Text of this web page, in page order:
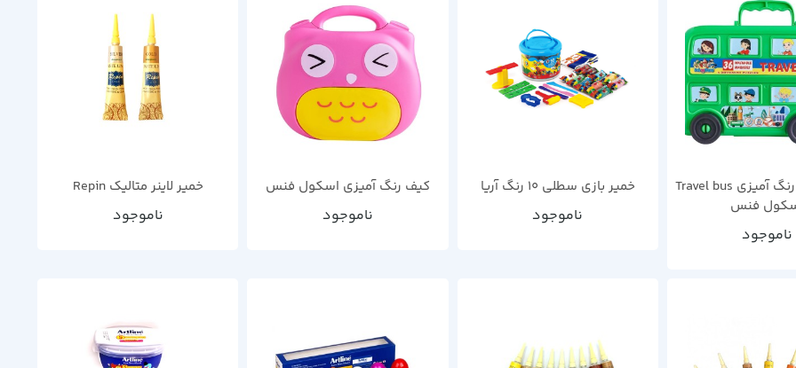
ست ماژیک رنگ آمیزی Travel bus
فنس
ناموجود
خمیر بازی سطلی 10 رنگ آریا
ناموجود
کیف رنگ آمیزی اسکول فنس
ناموجود
خمیر لاینر متالیک Repin
ناموجود